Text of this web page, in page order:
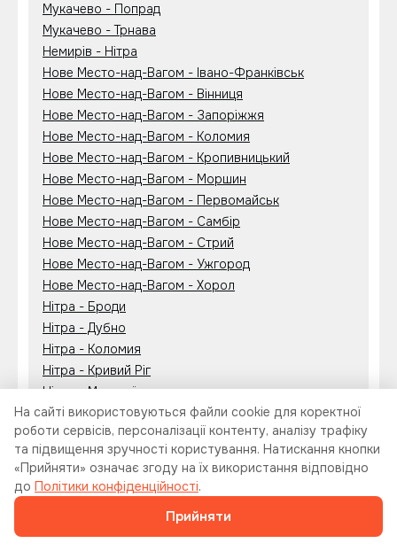
Мукачево - Попрад
Мукачево - Трнава
Немирів - Нітра
Нове Место-над-Вагом - Івано-Франківськ
Нове Место-над-Вагом - Вінниця
Нове Место-над-Вагом - Запоріжжя
Нове Место-над-Вагом - Коломия
Нове Место-над-Вагом - Кропивницький
Нове Место-над-Вагом - Моршин
Нове Место-над-Вагом - Первомайськ
Нове Место-над-Вагом - Самбір
Нове Место-над-Вагом - Стрий
Нове Место-над-Вагом - Ужгород
Нове Место-над-Вагом - Хорол
Нітра - Броди
Нітра - Дубно
Нітра - Коломия
Нітра - Кривий Ріг
Нітра - Миколаїв
Нітра - Первомайськ
Нітра - Рівне
Нітра - Тернопіль
Нітра - Харків
Одеса - Братислава
Первомайськ - Нове Место-над-Вагом
На сайті використовуються файли cookie для коректної
роботи сервісів, персоналізації контенту, аналізу трафіку
та підвищення зручності користування. Натискання кнопки
«Прийняти» означає згоду на їх використання відповідно
до Політики конфіденційності.
Прийняти